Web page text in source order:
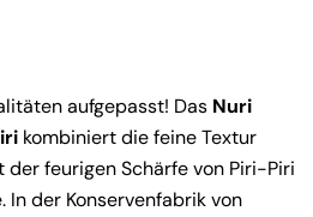
aufgepasst! Das Nuri
kombiniert die feine Textur
feurigen Schärfe von Piri-Piri
In der Konservenfabrik von
eine Frage